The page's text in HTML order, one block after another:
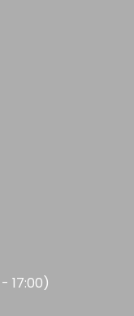
17:00)